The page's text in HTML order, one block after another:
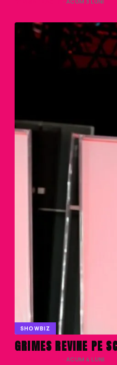
SHOWBIZ
GRIMES REVINE PE
· ACUM 4 LUNI